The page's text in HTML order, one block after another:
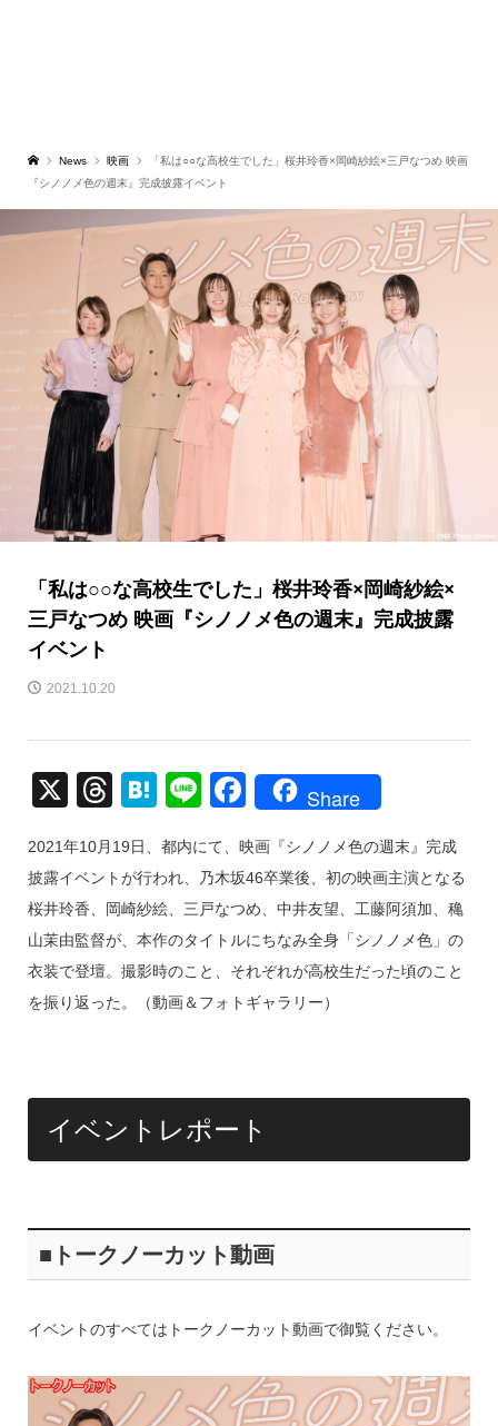
News 映画
「私は○○な高校生でした」桜井玲香×岡崎紗絵×三戸なつめ 映画
『シノノメ色の週末』完成披露イベント
「私は○○な高校生でした」桜井玲香×岡崎紗絵×
三戸なつめ 映画『シノノメ色の週末』完成披露
イベント
2021.10.20
X
T
e
a
d
s
H
e
n
a
Li
e
F
c
e
b
o
o
Share
2021年10月19日、都内にて、映画『シノノメ色の週末』完成
披露イベントが行われ、乃木坂46卒業後、初の映画主演となる
桜井玲香、岡崎紗絵、三戸なつめ、中井友望、工藤阿須加、穐
山茉由監督が、本作のタイトルにちなみ全身「シノノメ色」の
衣装で登壇。撮影時のこと、それぞれが高校生だった頃のこと
を振り返った。（動画＆フォトギャラリー）
イベントレポート
■トークノーカット動画
イベントのすべてはトークノーカット動画で御覧ください。